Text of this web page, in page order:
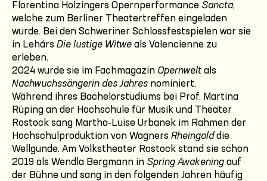
Florentina Holzingers Opernperformance Sancta,
welche zum Berliner Theatertreffen eingeladen
wurde. Bei den Schweriner Schlossfestspielen war sie
in Lehárs Die lustige Witwe als Valencienne zu
erleben.
2024 wurde sie im Fachmagazin Opernwelt als
Nachwuchssängerin des Jahres nominiert.
Während ihres Bachelorstudiums bei Prof. Martina
Rüping an der Hochschule für Musik und Theater
Rostock sang Martha-Luise Urbanek im Rahmen der
Hochschulproduktion von Wagners Rheingolddie
Wellgunde. Am Volkstheater Rostock stand sie schon
2019 als Wendla Bergmann in Spring Awakening auf
der Bühne und sang in den folgenden Jahren häufig